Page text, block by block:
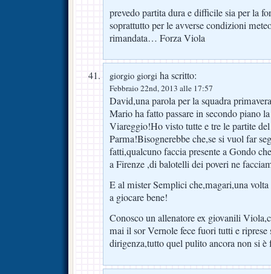
prevedo partita dura e difficile sia per la
soprattutto per le avverse condizioni
rimandata… Forza Viola
giorgio giorgi ha scritto:
Febbraio 22nd, 2013 alle 17:57
David,una parola per la squadra
Mario ha fatto passare in secondo piano
Viareggio!Ho visto tutte e tre le partite
Parma!Bisognerebbe che,se si vuol far
fatti,qualcuno faccia presente a Gondo
a Firenze ,di balotelli dei poveri ne
E al mister Semplici che,magari,una
a giocare bene!
Conosco un allenatore ex giovanili
mai il sor Vernole fece fuori tutti e
dirigenza,tutto quel pulito ancora non si è